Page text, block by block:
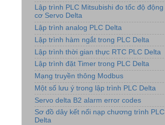
Lập trình PLC Mitsubishi đo tốc độ động
cơ Servo Delta
Lập trình analog PLC Delta
Lập trình hàm ngắt trong PLC Delta
Lập trình thời gian thực RTC PLC Delta
Lập trình đặt Timer trong PLC Delta
Mạng truyền thông Modbus
Một số lưu ý trong lập trình PLC Delta
Servo delta B2 alarm error codes
Sơ đồ dây kết nối nạp chương trình PLC
Delta